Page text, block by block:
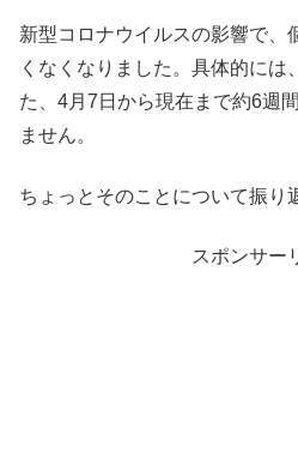
新型コロナウイルスの影響で、
くなくなりました。具体的には
た、4月7日から現在まで約6週
ません。
ちょっとそのことについて振り
スポンサー